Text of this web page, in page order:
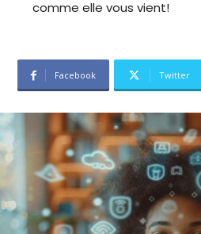
comme elle vous vient!
Facebook Twitter